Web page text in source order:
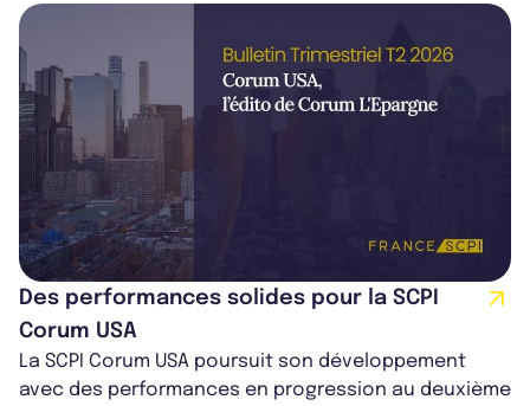
Des performances solides pour la SCPI
Corum USA
La SCPI Corum USA poursuit son développement
avec des performances en progression au deuxième